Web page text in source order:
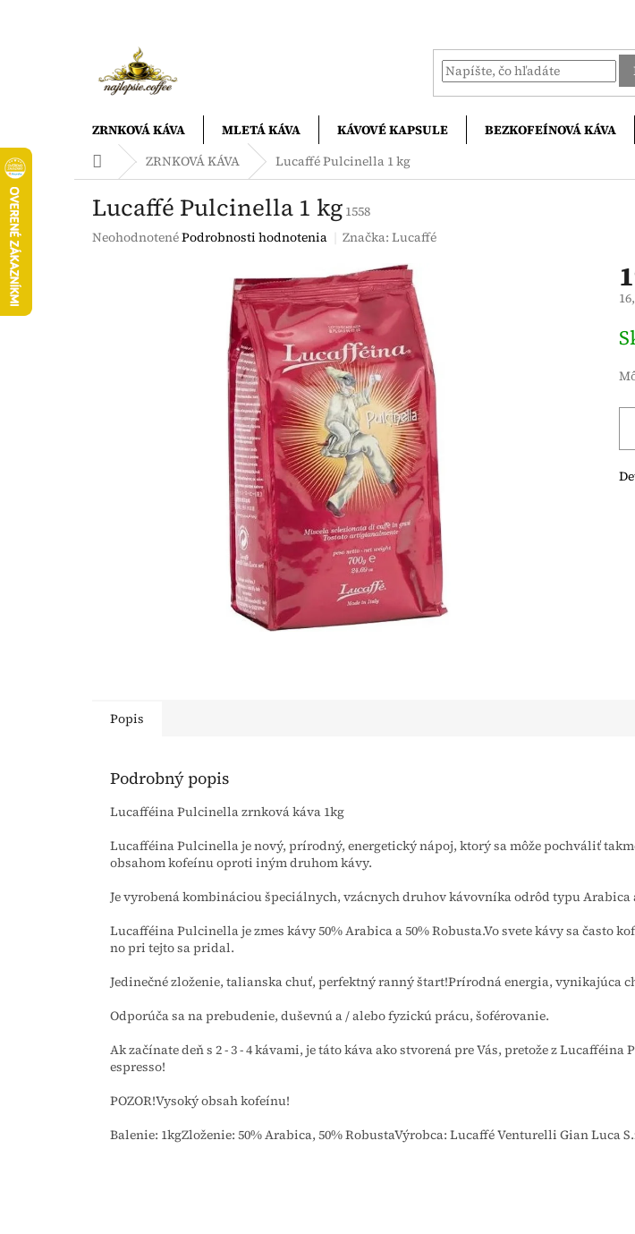
ZRNKOVÁ KÁVA MLETÁ KÁVA KÁVOVÉ KAPSULE BEZKOFEÍNOVÁ KÁVA
DomovZRNKOVÁ KÁVA Lucaffé Pulcinella 1 kg
Lucaffé Pulcinella 1 kg 1558
Priemerné
NeohodnotenéPodrobnosti hodnotenia Značka:Lucaffé
Popis
Podrobný popis
Lucafféina Pulcinella zrnková káva 1kg
Lucafféina Pulcinella je nový, prírodný, energetický nápoj, ktorý sa môže pochváliť
obsahom kofeínu oproti iným druhom kávy.
Je vyrobená kombináciou špeciálnych, vzácnych druhov kávovníka odrôd typu Arabica
Lucafféina Pulcinella je zmes kávy 50% Arabica a 50% Robusta.Vo svete kávy sa často
no pri tejto sa pridal.
Jedinečné zloženie, talianska chuť, perfektný ranný štart!Prírodná energia, vynikajúca
Odporúča sa na prebudenie, duševnú a / alebo fyzickú prácu, šoférovanie.
Ak začínate deň s 2 - 3 - 4 kávami, je táto káva ako stvorená pre Vás, pretože z Lucafféina
espresso!
POZOR!Vysoký obsah kofeínu!
Balenie: 1kgZloženie: 50% Arabica, 50% RobustaVýrobca: Lucaffé Venturelli Gian Luca